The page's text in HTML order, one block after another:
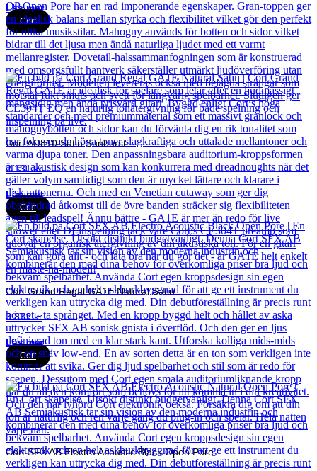
Läs mer
Cort
Cort AD810 Satin Sunburst
2 131kr
Läs mer
Cort
Cort Grand Regal GA1E Natural Satin
3 832kr
Läs mer
Cort
Cort SFX AB Electro Acoustic Black Open Pore